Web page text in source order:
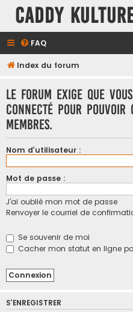
Caddy
FAQ
Index du forum
Le forum exige que
connecté pour
membres.
Nom d’utilisateur :
Mot de passe :
J’ai oublié mon mot de passe
Renvoyer le courriel de
Se souvenir de moi
Cacher mon statut en ligne
S’ENREGISTRER